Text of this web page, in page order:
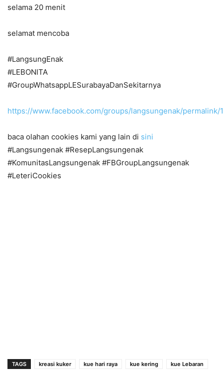
selama 20 menit
selamat mencoba
#LangsungEnak
#LEBONITA
#GroupWhatsappLESurabayaDanSekitarnya
https://www.facebook.com/groups/langsungenak/permalink/
baca olahan cookies kami yang lain di sini
#Langsungenak #ResepLangsungenak
#KomunitasLangsungenak #FBGroupLangsungenak
#LeteriCookies
TAGS kreasi kuker kue hari raya kue kering
kue Lebaran